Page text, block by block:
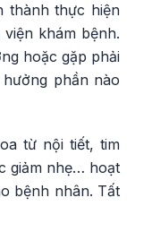
thành thực hiện
khám bệnh.
hoặc gặp phải
phần nào
từ nội tiết, tim
giảm nhẹ… hoạt
bệnh nhân. Tất